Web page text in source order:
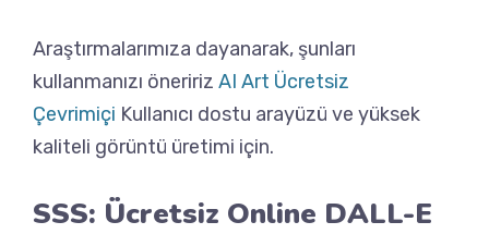
Araştırmalarımıza dayanarak, şunları
kullanmanızı öneririz AI Art Ücretsiz
Çevrimiçi Kullanıcı dostu arayüzü ve yüksek
kaliteli görüntü üretimi için.
SSS: Ücretsiz Online DALL-E